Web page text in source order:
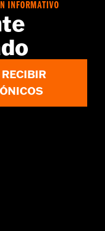
con las normas
para su venta y uso
aquellos con
el catálogo de
motores o
información de
de alto
INFORMATIVO